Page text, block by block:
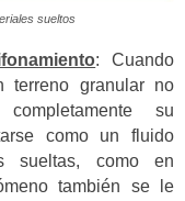
sueltos
: Cuando
terreno granular no
su
como un fluido
sueltas, como en
también se le